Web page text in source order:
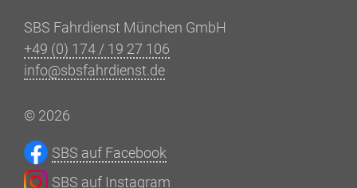
SBS Fahrdienst München GmbH
+49 (0) 174 / 19 27 106
info@sbsfahrdienst.de
© 2026
SBS auf Facebook
SBS auf Instagram